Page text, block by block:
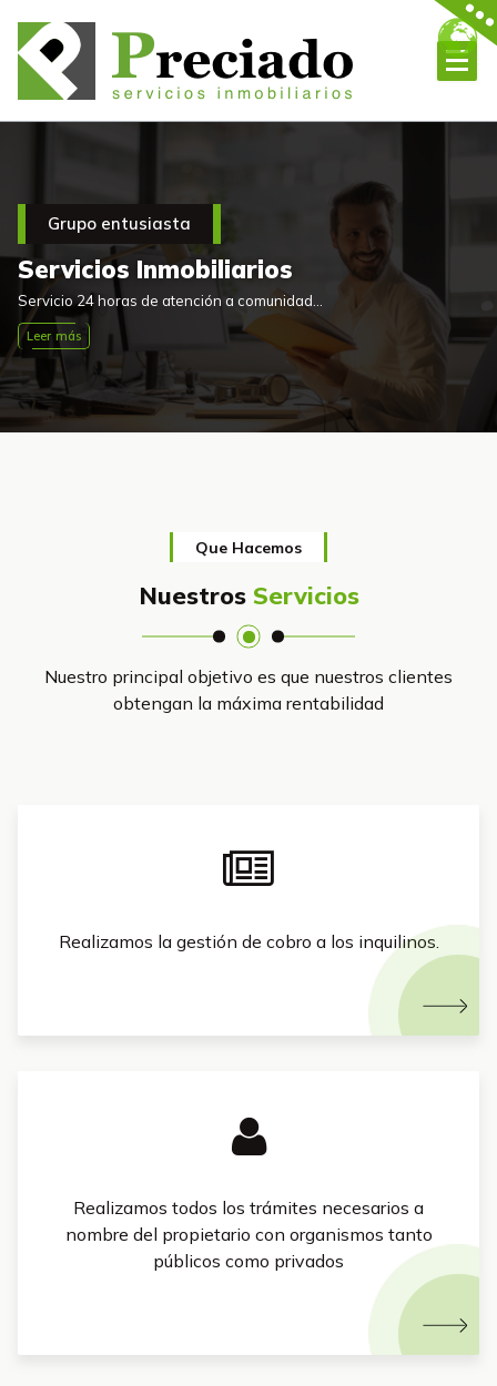
content
Grupo entusiasta
Servicios Inmobiliarios
Leer más
Que Hacemos
Nuestros Servicios
Nuestro principal objetivo es que nuestros clientes
obtengan la máxima rentabilidad
Realizamos la gestión de cobro a los inquilinos.
Realizamos todos los trámites necesarios a
nombre del propietario con organismos tanto
públicos como privados